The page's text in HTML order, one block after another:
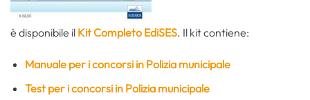
è disponibile il Kit Completo EdiSES. Il kit contiene:
Manuale per i concorsi in Polizia municipale
Test per i concorsi in Polizia municipale